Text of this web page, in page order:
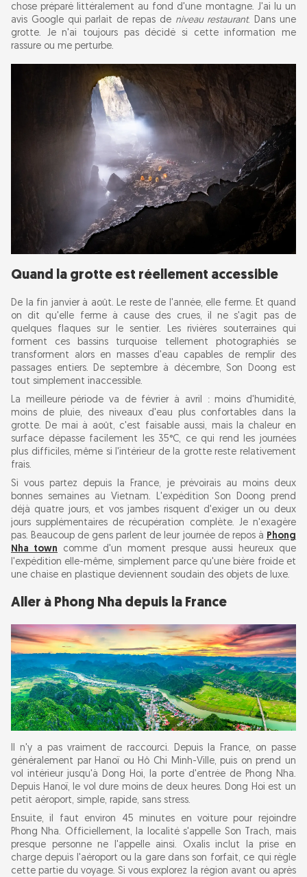
chose préparé littéralement au fond d'une montagne. J'ai lu un
avis Google qui parlait de repas de niveau restaurant. Dans une
grotte. Je n'ai toujours pas décidé si cette information me
rassure ou me perturbe.
Quand la grotte est réellement accessible
De la fin janvier à août. Le reste de l'année, elle ferme. Et quand
on dit qu'elle ferme à cause des crues, il ne s'agit pas de
quelques flaques sur le sentier. Les rivières souterraines qui
forment ces bassins turquoise tellement photographiés se
transforment alors en masses d'eau capables de remplir des
passages entiers. De septembre à décembre, Son Doong est
tout simplement inaccessible.
La meilleure période va de février à avril : moins d'humidité,
moins de pluie, des niveaux d'eau plus confortables dans la
grotte. De mai à août, c'est faisable aussi, mais la chaleur en
surface dépasse facilement les 35°C, ce qui rend les journées
plus difficiles, même si l'intérieur de la grotte reste relativement
frais.
Si vous partez depuis la France, je prévoirais au moins deux
bonnes semaines au Vietnam. L'expédition Son Doong prend
déjà quatre jours, et vos jambes risquent d'exiger un ou deux
jours supplémentaires de récupération complète. Je n'exagère
pas. Beaucoup de gens parlent de leur journée de repos à Phong
Nha town comme d'un moment presque aussi heureux que
l'expédition elle-même, simplement parce qu'une bière froide et
une chaise en plastique deviennent soudain des objets de luxe.
Aller à Phong Nha depuis la France
Il n'y a pas vraiment de raccourci. Depuis la France, on passe
généralement par Hanoï ou Hô Chi Minh-Ville, puis on prend un
vol intérieur jusqu'à Dong Hoi, la porte d'entrée de Phong Nha.
Depuis Hanoï, le vol dure moins de deux heures. Dong Hoi est un
petit aéroport, simple, rapide, sans stress.
Ensuite, il faut environ 45 minutes en voiture pour rejoindre
Phong Nha. Officiellement, la localité s'appelle Son Trach, mais
presque personne ne l'appelle ainsi. Oxalis inclut la prise en
charge depuis l'aéroport ou la gare dans son forfait, ce qui règle
cette partie du voyage. Si vous explorez la région avant ou après